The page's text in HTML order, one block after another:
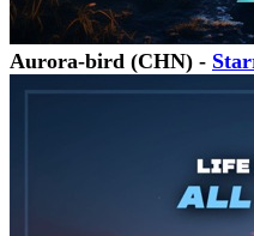
Aurora-bird (CHN) -